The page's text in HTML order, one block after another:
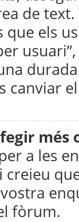
de
que els
canviar
més
a les
creieu
fòrum.